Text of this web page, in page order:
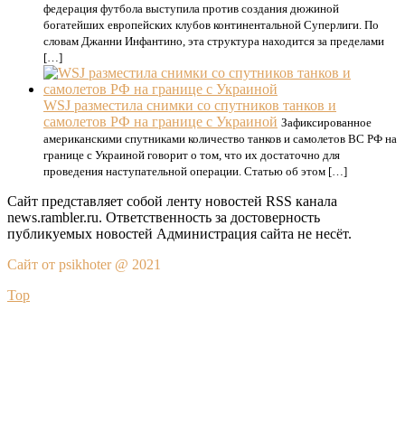
федерация футбола выступила против создания дюжиной
богатейших европейских клубов континентальной Суперлиги. По
словам Джанни Инфантино, эта структура находится за пределами
[…]
WSJ разместила снимки со спутников танков и
самолетов РФ на границе с Украиной Зафиксированное
американскими спутниками количество танков и самолетов ВС РФ на
границе с Украиной говорит о том, что их достаточно для
проведения наступательной операции. Статью об этом […]
Сайт представляет собой ленту новостей RSS канала
news.rambler.ru. Ответственность за достоверность
публикуемых новостей Администрация сайта не несёт.
Сайт от psikhoter @ 2021
Top